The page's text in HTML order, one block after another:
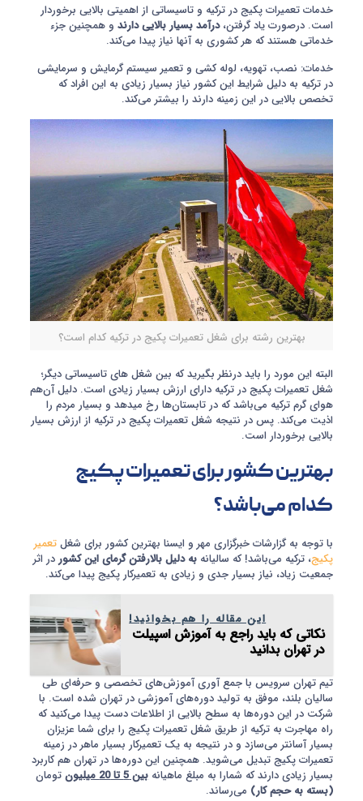
خدمات تعمیرات پکیج در ترکیه و تاسیساتی از اهمیتی بالایی برخوردار
است. درصورت یاد گرفتن،درآمد بسیار بالایی دارندو همچنین جزء
خدماتی هستند که هر کشوری به آنها نیاز پیدا می‌کند.
خدمات: نصب، تهویه، لوله کشی و تعمیر سیستم گرمایش و سرمایشی
در ترکیه به دلیل شرایط این کشور نیاز بسیار زیادی به این افراد که
تخصص بالایی در این زمینه دارند را بیشتر می‌کند.
بهترین رشته برای شغل تعمیرات پکیج در ترکیه کدام است؟
البته این مورد را باید درنظر بگیرید که بین شغل های تاسیساتی دیگر؛
شغل تعمیرات پکیج در ترکیه دارای ارزش بسیار زیادی است. دلیل آن‌هم
هوای گرم ترکیه می‌باشد که در تابستان‌ها رخ مید‌هد و بسیار مردم را
اذیت می‌کند. پس در نتیجه شغل تعمیرات پکیج در ترکیه از ارزش بسیار
بالایی برخوردار است.
بهترین کشور برای تعمیرات پکیج
کدام می‌باشد؟
با توجه به گزارشات خبرگزاری مهر و ایسنا بهترین کشور برای شغلتعمیر
پکیج، ترکیه می‌باشد! که سالیانه به دلیل بالارفتن گرمای این کشور در اثر
جمعیت زیاد، نیاز بسیار جدی و زیادی به تعمیرکار پکیج پیدا می‌کند.
این مقاله را هم بخوانید!
نکاتی که باید راجع به آموزش اسپیلت
در تهران بدانید
تیم تهران سرویس با جمع آوری آموزش‌های تخصصی و حرفه‌ای طی
سالیان بلند، موفق به تولید دوره‌های آموزشی در تهران شده‌ است. با
شرکت در این دوره‌ها به سطح بالایی از اطلاعات دست پیدا می‌کنید که
راه مهاجرت به ترکیه از طریق شغل تعمیرات پکیج را برای شما عزیزان
بسیار آسانتر می‌سازد و در نتیجه به یک تعمیرکار بسیار ماهر در زمینه
تعمیرات پکیج تبدیل می‌شوید. همچنین این دوره‌ها در تهران هم کاربرد
بسیار زیادی دارند که شمارا به مبلغ ماهیانهبین 5 تا 20 میلیون
تومان
(بسته به حجم کار) می‌رساند.